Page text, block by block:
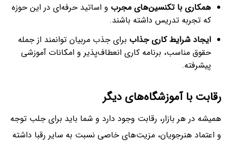
همکاری با تکنسین‌های مجرب و اساتید حرفه‌ای در این حوزه
که تجربه تدریس داشته باشند.
ایجاد شرایط کاری جذاب برای جذب مربیان توانمند از جمله
حقوق مناسب، برنامه کاری انعطاف‌پذیر و امکانات آموزشی
پیشرفته.
رقابت با آموزشگاه‌های دیگر
همیشه در هر بازار، رقابت وجود دارد و شما باید برای جلب توجه
و اعتماد هنرجویان، مزیت‌های خاصی نسبت به سایر رقبا داشته